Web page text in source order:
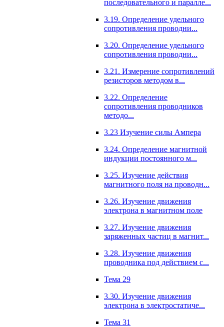
последовательного и паралле...
3.19. Определение удельного
сопротивления проводни...
3.20. Определение удельного
сопротивления проводни...
3.21. Измерение сопротивлений
резисторов методом в...
3.22. Определение
сопротивления проводников
методо...
3.23 Изучение силы Ампера
3.24. Определение магнитной
индукции постоянного м...
3.25. Изучение действия
магнитного поля на проводн...
3.26. Изучение движения
электрона в магнитном поле
3.27. Изучение движения
заряженных частиц в магнит...
3.28. Изучение движения
проводника под действием с...
Тема 29
3.30. Изучение движения
электрона в электростатиче...
Тема 31